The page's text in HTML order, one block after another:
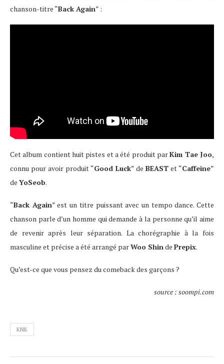
chanson-titre “Back Again” :
Cet album contient huit pistes et a été produit parKim Tae Joo,
connu pour avoir produit “Good Luck” de BEAST et “Caffeine”
de YoSeob.
“Back Again” est un titre puissant avec un tempo dance. Cette
chanson parle d’un homme qui demande à la personne qu’il aime
de revenir après leur séparation. La chorégraphie à la fois
masculine et précise a été arrangé parWoo Shinde Prepix.
Qu’est-ce que vous pensez du comeback des garçons ?
source : soompi.com
KNK